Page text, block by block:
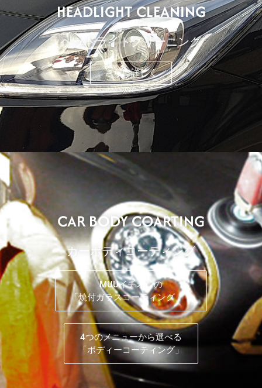
HEADLIGHT CLEANING
ヘッドライトクリーニング
さらに詳しく
CAR BODY COARTING
カーボディコーティング
MUUイチオシの
「焼付ガラスコーティング」
4つのメニューから選べる
「ボディーコーティング」